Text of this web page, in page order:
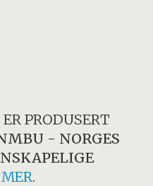
PRODUSERT
- NORGES
.